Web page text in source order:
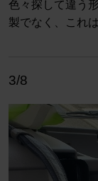
色々探して違う
製でなく、これ
3/8